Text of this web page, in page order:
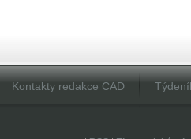
Kontakty redakce CAD